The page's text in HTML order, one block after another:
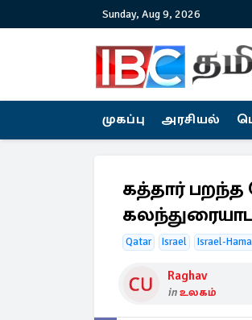
Sunday, Aug 9, 2026
முகப்பு அரசியல்
கத்தார்
Qatar Israel Israel-
Raghav
inஉலகம்